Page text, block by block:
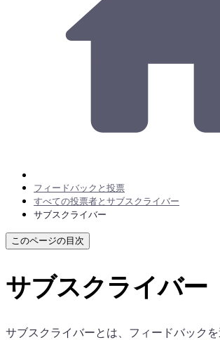
フィードバックと投票
すべての投票者とサブスクライバー
サブスクライバー
このページの目次
サブスクライバー
サブスクライバーとは、フィードバック